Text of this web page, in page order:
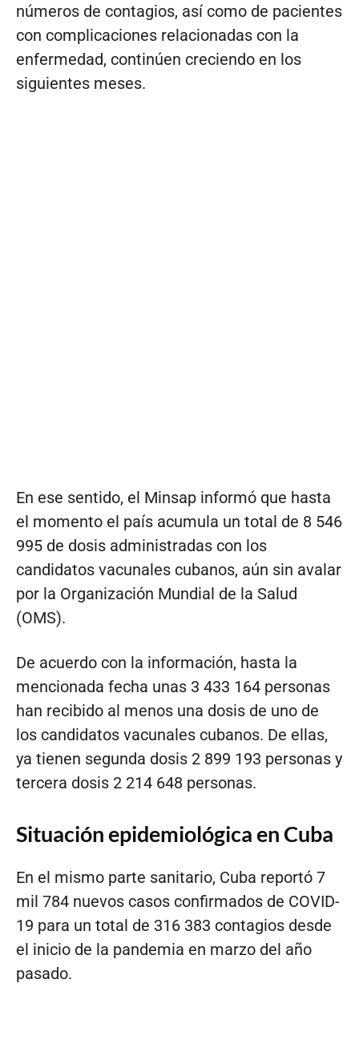
números de contagios, así como de pacientes
con complicaciones relacionadas con la
enfermedad, continúen creciendo en los
siguientes meses.
En ese sentido, el Minsap informó que hasta
el momento el país acumula un total de 8 546
995 de dosis administradas con los
candidatos vacunales cubanos, aún sin avalar
por la Organización Mundial de la Salud
(OMS).
De acuerdo con la información, hasta la
mencionada fecha unas 3 433 164 personas
han recibido al menos una dosis de uno de
los candidatos vacunales cubanos. De ellas,
ya tienen segunda dosis 2 899 193 personas y
tercera dosis 2 214 648 personas.
Situación epidemiológica en Cuba
En el mismo parte sanitario, Cuba reportó 7
mil 784 nuevos casos confirmados de COVID-
19 para un total de 316 383 contagios desde
el inicio de la pandemia en marzo del año
pasado.